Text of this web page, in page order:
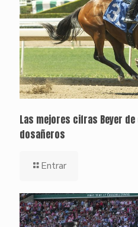
Las mejores cifras Beyer
dosañeros
Entrar